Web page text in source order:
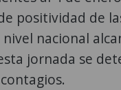
positividad de
nivel nacional
jornada se